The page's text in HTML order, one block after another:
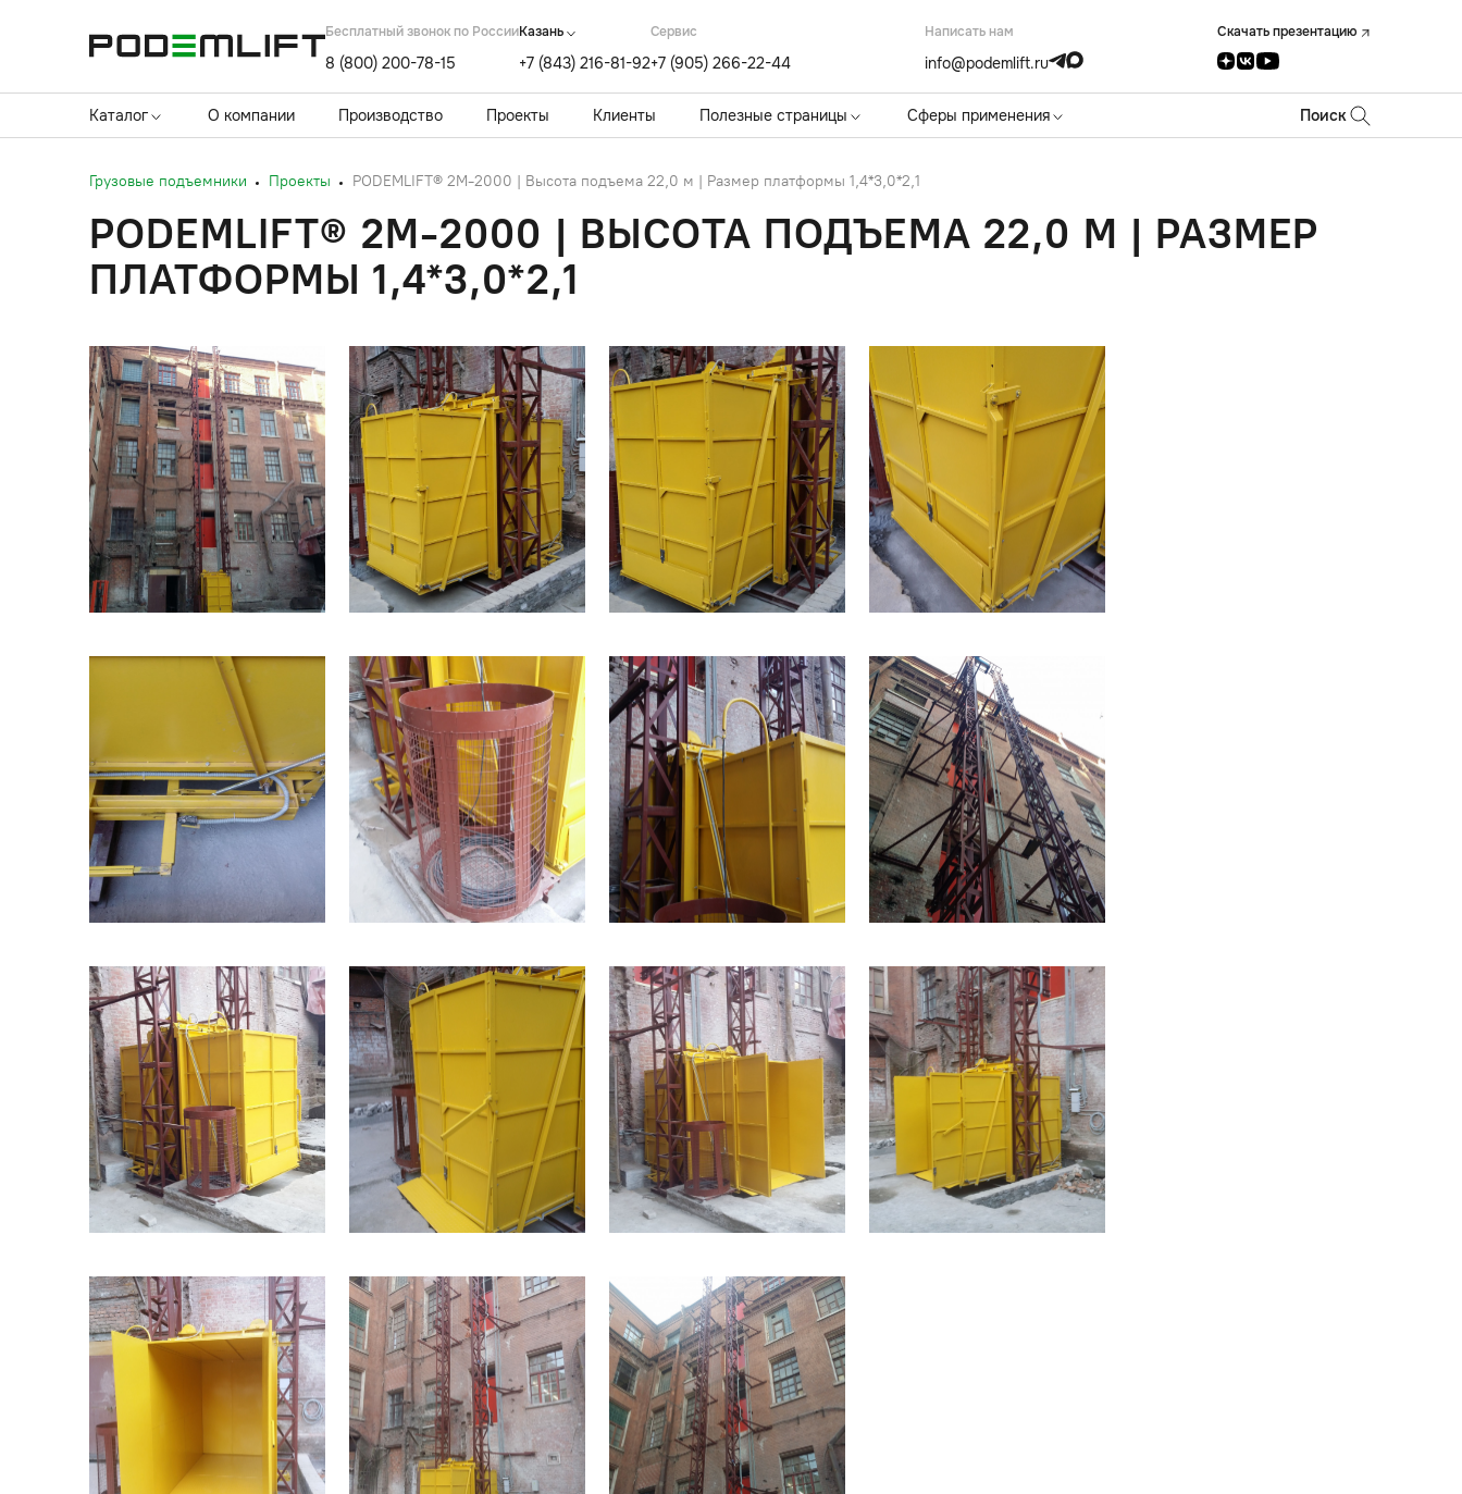
Бесплатный звонок по России
8 (800) 200-78-15
Казань
+7 (843) 216-81-92
Cервис
+7 (905) 266-22-44
Написать нам
info@podemlift.ru
Скачать презентацию
Каталог О компании Производство Проекты Клиенты Полезные страницы Сферы применения Поиск
Грузовые подъемники Проекты PODEMLIFT® 2M-2000 | Высота подъема 22,0 м | Размер платформы 1,4*3,0*2,1
PODEMLIFT® 2M-2000 | ВЫСОТА ПОДЪЕМА 22,0 М | РАЗМЕР
ПЛАТФОРМЫ 1,4*3,0*2,1